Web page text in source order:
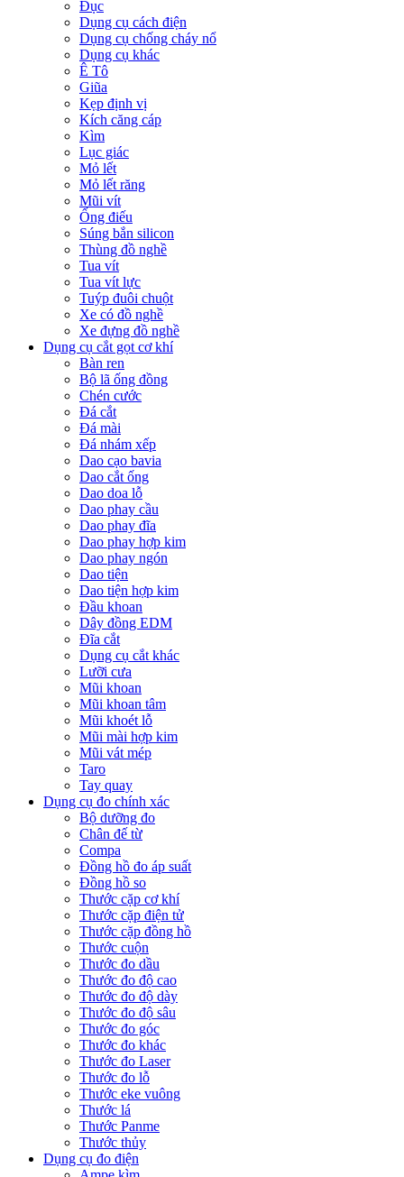
Đục
Dụng cụ cách điện
Dụng cụ chống cháy nổ
Dụng cụ khác
Ê Tô
Giũa
Kẹp định vị
Kích căng cáp
Kìm
Lục giác
Mỏ lết
Mỏ lết răng
Mũi vít
Ống điếu
Súng bắn silicon
Thùng đồ nghề
Tua vít
Tua vít lực
Tuýp đuôi chuột
Xe có đồ nghề
Xe đựng đồ nghề
Dụng cụ cắt gọt cơ khí
Bàn ren
Bộ lã ống đồng
Chén cước
Đá cắt
Đá mài
Đá nhám xếp
Dao cạo bavia
Dao cắt ống
Dao doa lỗ
Dao phay cầu
Dao phay đĩa
Dao phay hợp kim
Dao phay ngón
Dao tiện
Dao tiện hợp kim
Đầu khoan
Dây đồng EDM
Đĩa cắt
Dụng cụ cắt khác
Lưỡi cưa
Mũi khoan
Mũi khoan tâm
Mũi khoét lỗ
Mũi mài hợp kim
Mũi vát mép
Taro
Tay quay
Dụng cụ đo chính xác
Bộ dưỡng đo
Chân đế từ
Compa
Đồng hồ đo áp suất
Đồng hồ so
Thước cặp cơ khí
Thước cặp điện tử
Thước cặp đồng hồ
Thước cuộn
Thước đo dầu
Thước đo độ cao
Thước đo độ dày
Thước đo độ sâu
Thước đo góc
Thước đo khác
Thước đo Laser
Thước đo lỗ
Thước eke vuông
Thước lá
Thước Panme
Thước thủy
Dụng cụ đo điện